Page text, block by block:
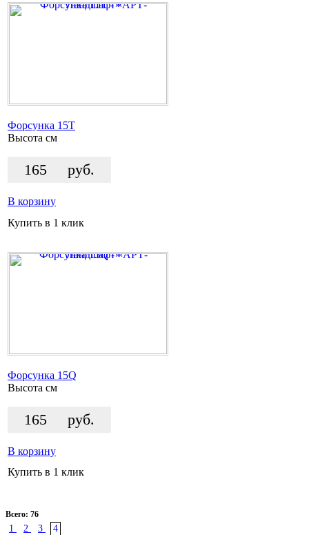
Форсунка 15T
Высота см
165 руб.
В корзину
Купить в 1 клик
Форсунка 15Q
Высота см
165 руб.
В корзину
Купить в 1 клик
Всего: 76
1 2 3 4